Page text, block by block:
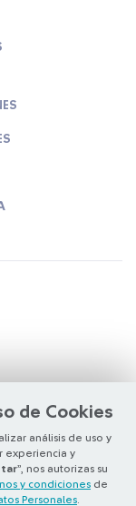
de Cookies
análisis de uso y
experiencia y
”, nos autorizas su
y condiciones de
Personales